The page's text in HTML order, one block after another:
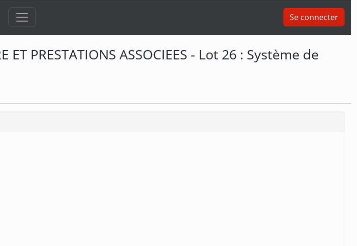
Se connecter
ET PRESTATIONS ASSOCIEES - Lot 26 : Système de